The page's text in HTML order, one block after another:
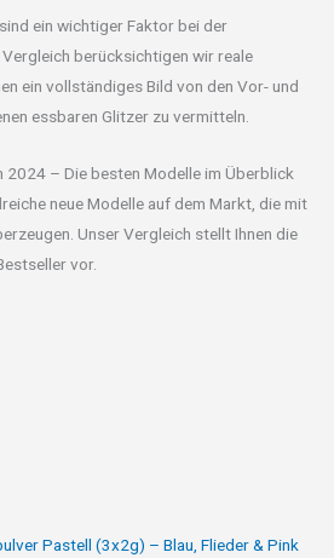
ein wichtiger Faktor bei der
berücksichtigen wir reale
ein vollständiges Bild von den Vor- und
essbaren Glitzer zu vermitteln.
2024 – Die besten Modelle im Überblick
neue Modelle auf dem Markt, die mit
Unser Vergleich stellt Ihnen die
vor.
Pastell (3x2g) – Blau, Flieder & Pink